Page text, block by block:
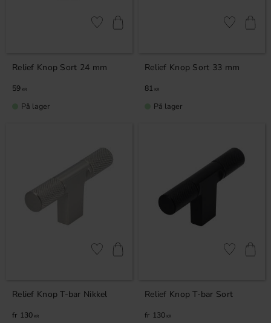
Relief Knop Sort 24 mm
59 KR
Gem som favorit
På lager
Relief Knop Sort 33 mm
81 KR
Gem som
På lager
Relief Knop T-bar Nikkel
130 KR
Gem som favorit
Relief Knop T-bar Sort
130 KR
Gem som